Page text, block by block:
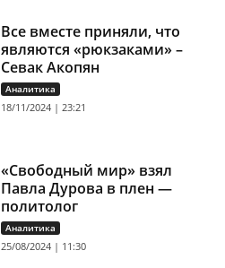
Все вместе приняли, что
являются «рюкзаками» –
Севак Акопян
Аналитика
18/11/2024 | 23:21
«Свободный мир» взял
Павла Дурова в плен —
политолог
Аналитика
25/08/2024 | 11:30